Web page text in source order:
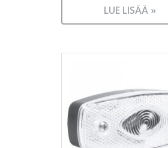
LUE LISÄÄ »